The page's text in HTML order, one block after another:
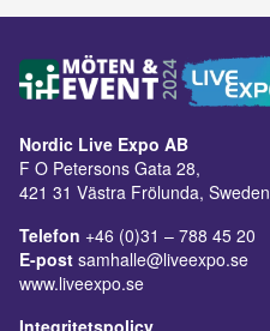
Nordic Live Expo AB
F O Petersons Gata 28,
421 31 Västra Frölunda, Sweden
Telefon +46 (0)31 – 788 45 20
E-post samhalle@liveexpo.se
www.liveexpo.se
Integritetspolicy